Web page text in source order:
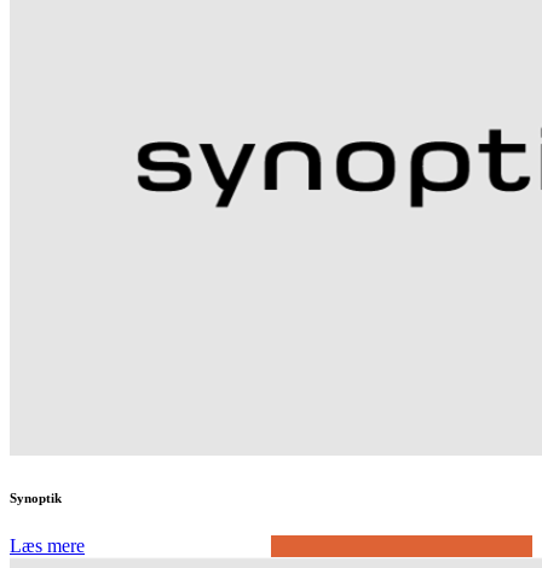
Synoptik
Læs mere